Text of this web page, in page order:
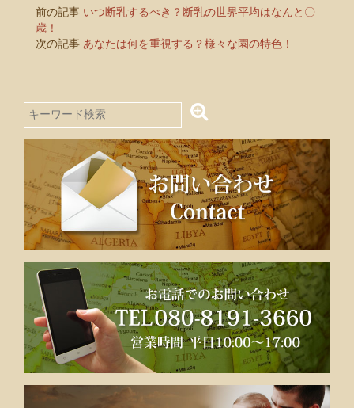
前の記事 いつ断乳するべき？断乳の世界平均はなんと〇
歳！
次の記事 あなたは何を重視する？様々な園の特色！